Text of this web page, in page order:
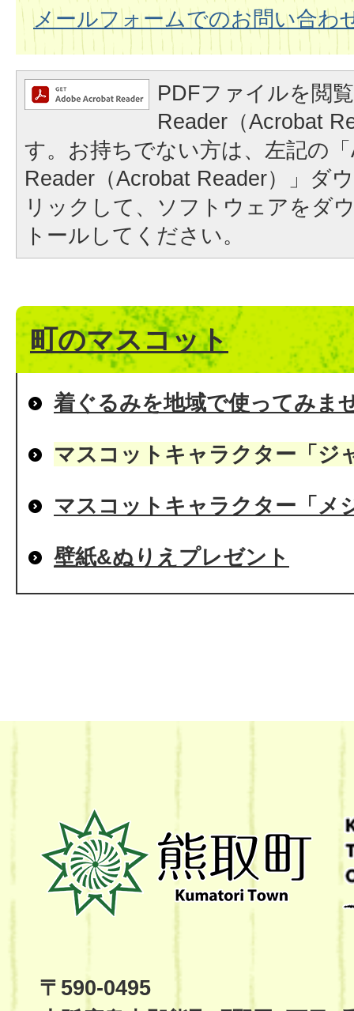
メールフォームでのお問い合わ
PDFファイルを閲
Reader（Acrobat
す。お持ちでない方は、左記の
Reader（Acrobat Reader）」ダ
リックして、ソフトウェアをダ
トールしてください。
町のマスコット
着ぐるみを地域で使ってみま
マスコットキャラクター「ジ
マスコットキャラクター「メ
壁紙&ぬりえプレゼント
熊
取
町
Kumatori
Site
〒590-0495